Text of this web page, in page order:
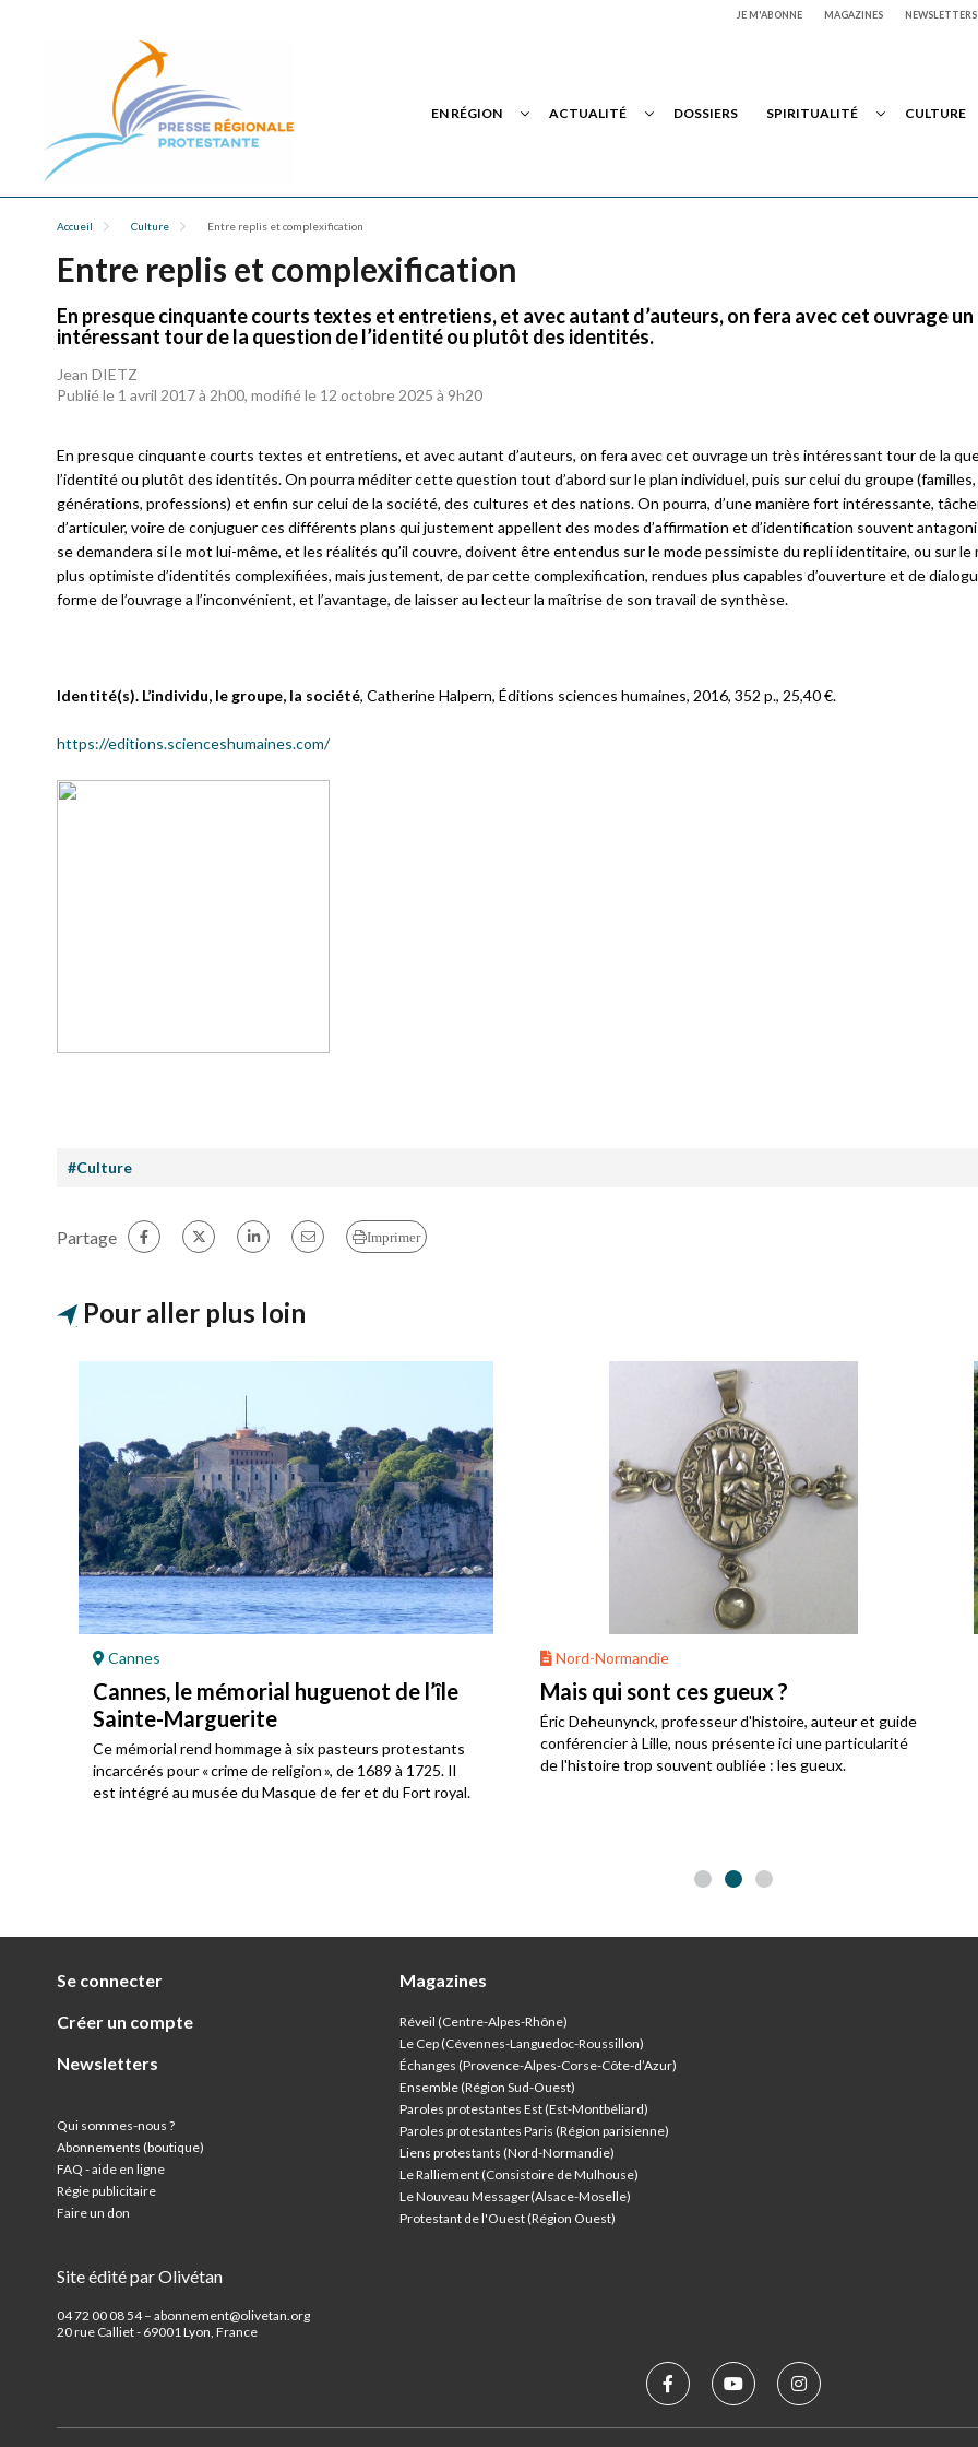
JE M'ABONNE MAGAZINES NEWSLETTERS
EN RÉGION ACTUALITÉ DOSSIERS SPIRITUALITÉ CULTURE
Accueil Culture Entre replis et complexification
Entre replis et complexification
En presque cinquante courts textes et entretiens, et avec autant d’auteurs, on fera avec cet ouvrage
intéressant tour de la question de l’identité ou plutôt des identités.
Jean DIETZ
Publié le 1 avril 2017 à 2h00, modifié le 12 octobre 2025 à 9h20
En presque cinquante courts textes et entretiens, et avec autant d’auteurs, on fera avec cet ouvrage un très intéressant tour de la
l’identité ou plutôt des identités. On pourra méditer cette question tout d’abord sur le plan individuel, puis sur celui du groupe (familles,
générations, professions) et enfin sur celui de la société, des cultures et des nations. On pourra, d’une manière fort intéressante,
d’articuler, voire de conjuguer ces différents plans qui justement appellent des modes d’affirmation et d’identification souvent
se demandera si le mot lui-même, et les réalités qu’il couvre, doivent être entendus sur le mode pessimiste du repli identitaire, ou sur le
plus optimiste d’identités complexifiées, mais justement, de par cette complexification, rendues plus capables d’ouverture et de
forme de l’ouvrage a l’inconvénient, et l’avantage, de laisser au lecteur la maîtrise de son travail de synthèse.
Identité(s). L’individu, le groupe, la société, Catherine Halpern, Éditions sciences humaines, 2016, 352 p., 25,40 €.
https://editions.scienceshumaines.com/
#Culture
Partage Imprimer
Pour aller plus loin
Cannes
Cannes, le mémorial huguenot de l’île
Sainte-Marguerite
Ce mémorial rend hommage à six pasteurs protestants
incarcérés pour « crime de religion », de 1689 à 1725. Il
est intégré au musée du Masque de fer et du Fort royal.
Nord-Normandie
Mais qui sont ces gueux ?
Éric Deheunynck, professeur d'histoire, auteur et guide
conférencier à Lille, nous présente ici une particularité
de l'histoire trop souvent oubliée : les gueux.
Se connecter
Créer un compte
Newsletters
Qui sommes-nous ?
Abonnements (boutique)
FAQ - aide en ligne
Régie publicitaire
Faire un don
Site édité par Olivétan
04 72 00 08 54 – abonnement@olivetan.org
20 rue Calliet - 69001 Lyon, France
Magazines
Réveil (Centre-Alpes-Rhône)
Le Cep (Cévennes-Languedoc-Roussillon)
Échanges (Provence-Alpes-Corse-Côte-d’Azur)
Ensemble (Région Sud-Ouest)
Paroles protestantes Est (Est-Montbéliard)
Paroles protestantes Paris (Région parisienne)
Liens protestants (Nord-Normandie)
Le Ralliement (Consistoire de Mulhouse)
Le Nouveau Messager(Alsace-Moselle)
Protestant de l'Ouest (Région Ouest)